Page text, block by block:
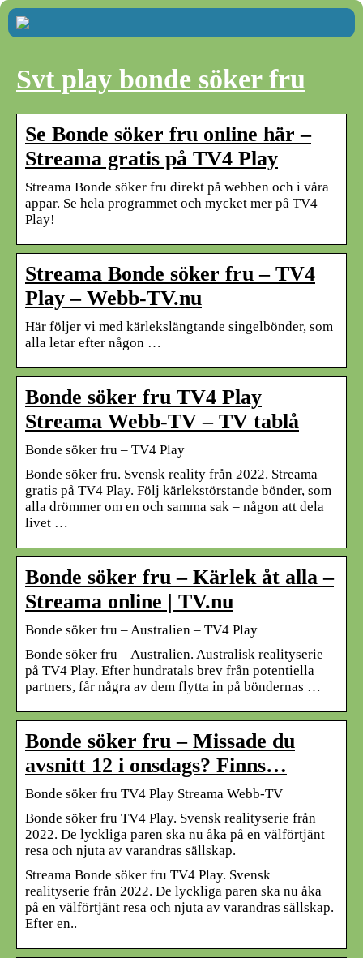
Svt play bonde söker fru
Se Bonde söker fru online här –
Streama gratis på TV4 Play
Streama Bonde söker fru direkt på webben och i våra
appar. Se hela programmet och mycket mer på TV4
Play!
Streama Bonde söker fru – TV4
Play – Webb-TV.nu
Här följer vi med kärlekslängtande singelbönder, som
alla letar efter någon …
Bonde söker fru TV4 Play
Streama Webb-TV – TV tablå
Bonde söker fru – TV4 Play
Bonde söker fru. Svensk reality från 2022. Streama
gratis på TV4 Play. Följ kärlekstörstande bönder, som
alla drömmer om en och samma sak – någon att dela
livet …
Bonde söker fru – Kärlek åt alla –
Streama online | TV.nu
Bonde söker fru – Australien – TV4 Play
Bonde söker fru – Australien. Australisk realityserie
på TV4 Play. Efter hundratals brev från potentiella
partners, får några av dem flytta in på böndernas …
Bonde söker fru – Missade du
avsnitt 12 i onsdags? Finns…
Bonde söker fru TV4 Play Streama Webb-TV
Bonde söker fru TV4 Play. Svensk realityserie från
2022. De lyckliga paren ska nu åka på en välförtjänt
resa och njuta av varandras sällskap.
Streama Bonde söker fru TV4 Play. Svensk
realityserie från 2022. De lyckliga paren ska nu åka
på en välförtjänt resa och njuta av varandras sällskap.
Efter en..